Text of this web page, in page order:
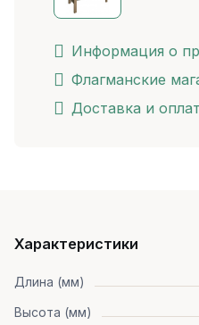
Информация о
Флагманские
Доставка и
Характеристики
Длина (мм)
Высота (мм)